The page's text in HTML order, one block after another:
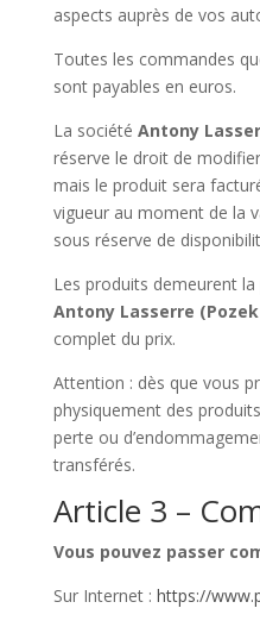
aspects auprès de vos
Toutes les commandes
sont payables en euros.
La société Antony
réserve le droit de
mais le produit sera
vigueur au moment de la
sous réserve de
Les produits demeurent
Antony Lasserre
complet du prix.
Attention : dès que vous
physiquement des
perte ou
transférés.
Article 3 –
Vous pouvez passer
Sur Internet : https://